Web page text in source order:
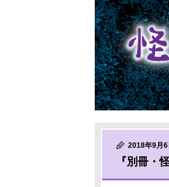
2018年9月
『別冊・